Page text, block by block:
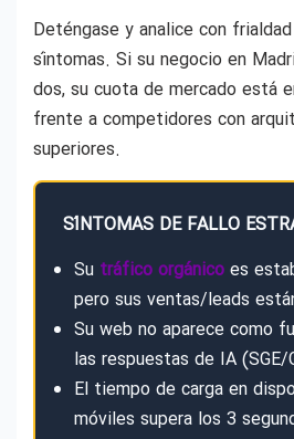
Deténgase y analice con
síntomas. Si su negocio en
dos, su cuota de mercado está
frente a competidores con
superiores.
SÍNTOMAS DE FALLO
Su tráfico orgánico es
pero sus ventas/leads
Su web no aparece como
las respuestas de IA (SGE/
El tiempo de carga en
móviles supera los 3